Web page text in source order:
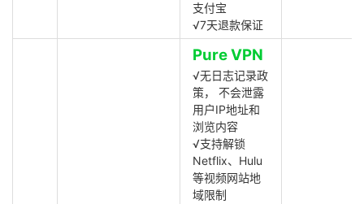
支付宝
√7天退款保证
Pure VPN
√无日志记录政
策， 不会泄露
用户IP地址和
浏览内容
√支持解锁
Netflix、Hulu
等视频网站地
域限制